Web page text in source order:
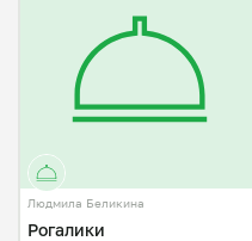
Людмила Беликина
Рогалики